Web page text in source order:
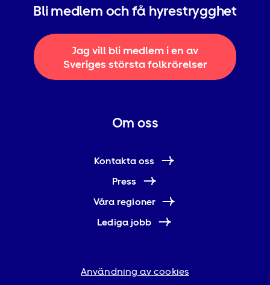
Bli medlem och få hyrestrygghet
Jag vill bli medlem i en av
Sveriges största folkrörelser
Om oss
Kontakta oss
Press
Våra regioner
Lediga jobb
Användning av cookies